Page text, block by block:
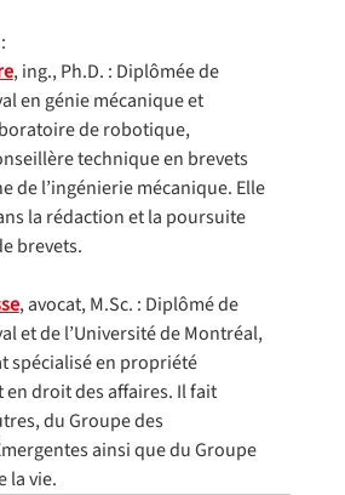
, ing., Ph.D. : Diplômée de
en génie mécanique et
de robotique,
technique en brevets
de l’ingénierie mécanique. Elle
la rédaction et la poursuite
brevets.
, avocat, M.Sc. : Diplômé de
et de l’Université de Montréal,
spécialisé en propriété
droit des affaires. Il fait
du Groupe des
ainsi que du Groupe
la vie.